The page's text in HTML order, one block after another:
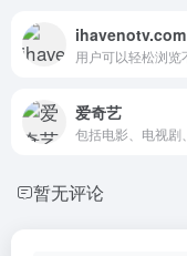
ihavenotv.com
爱奇艺
暂无评论